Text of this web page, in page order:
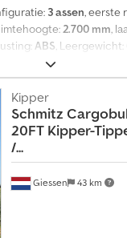
3 assen, eerste
2.700 mm,
ABS, Leergewicht:
Volumen: 91 m³, 1.
Ersatzradhalter, Ferry
(manuell),
Added Service bieten
Dienstleistungen.
Giessen 43 km
Kipper
Schmitz
20FT Kipper-
/...